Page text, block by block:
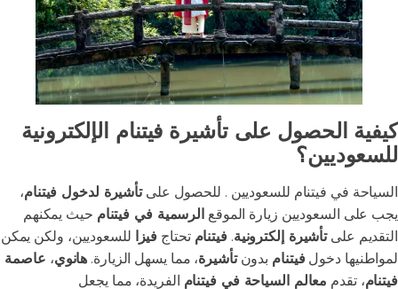
كيفية الحصول على تأشيرة فيتنام الإلكترونية
للسعوديين؟
السياحة في فيتنام للسعوديين . للحصول علىتأشيرة لدخول فيتنام،
يجب على السعوديين زيارة الموقع الرسمية في فيتنام حيث يمكنهم
التقديم علىتأشيرة إلكترونية. فيتنام تحتاج فيزا للسعوديين، ولكن يمكن
لمواطنيها دخول فيتنام بدونتأشيرة، مما يسهل الزيارة. هانوي، عاصمة
فيتنام، تقدم معالم السياحة في فيتنام الفريدة، مما يجعل